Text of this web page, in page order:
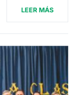
LEER MÁS